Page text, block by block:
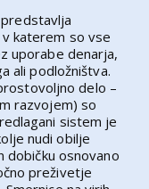
predstavlja
katerem so vse
uporabe denarja,
ali podložništva.
delo –
razvojem) so
sistem je
nudi obilje
dobičku osnovano
preživetje